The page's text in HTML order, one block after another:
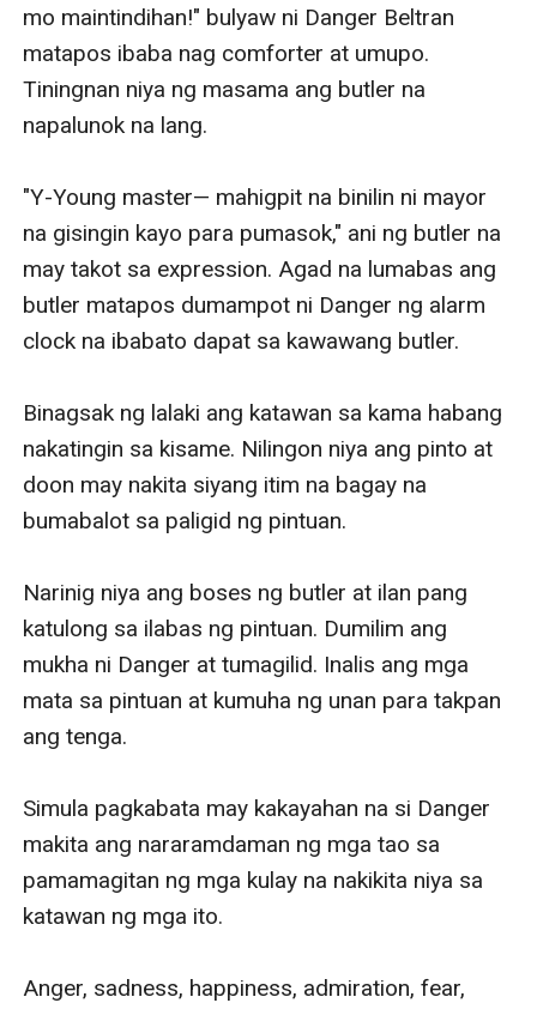
Napatigil si Danger matapos makita ang pamilyar na
mga tingin sa kaniya. Kasama doon ang pandidiri at
pangmamaliit sa kaniya.
Nagdilim ang mukha ni Danger at tiningnan si Lucius
"Difabio— pumunta ka sa police station. Pwede mo sila
kasuhan," ani ng isa sa mga kaklase ni Lucius na siyang
tumawag sa mga teacher.
"Sayang lang ang oras," bulong ni Lucius at nilingon si
Danger na ilang metro ang layo sa kinatatayuan niya.
aaksayahan ng oras at bini-bigdeal," sagot ni Lucius.
Biglang lumamig ang hangin matapos magtama ang
mata ni Danger ay Lucius.
Naiyukom ni Danger ang kamao. In some reason
hindi siya nakakahinga kapag nasa paligid si Lucius.
Mula sa tingin at salita nito ay tumatagos sa kaluluwa
at pagkatao niya.
"f**k off, Lucius."
mo maintindihan!" bulyaw ni Danger Beltran
matapos ibaba nag comforter at umupo.
Tiningnan niya ng masama ang butler na
napalunok na lang.
"Y-Young master— mahigpit na binilin ni mayor
na gisingin kayo para pumasok," ani ng butler na
may takot sa expression. Agad na lumabas ang
butler matapos dumampot ni Danger ng alarm
clock na ibabato dapat sa kawawang butler.
Binagsak ng lalaki ang katawan sa kama habang
nakatingin sa kisame. Nilingon niya ang pinto at
doon may nakita siyang itim na bagay na
bumabalot sa paligid ng pintuan.
Narinig niya ang boses ng butler at ilan pang
katulong sa ilabas ng pintuan. Dumilim ang
mukha ni Danger at tumagilid. Inalis ang mga
mata sa pintuan at kumuha ng unan para takpan
ang tenga.
Simula pagkabata may kakayahan na si Danger
makita ang nararamdaman ng mga tao sa
pamamagitan ng mga kulay na nakikita niya sa
katawan ng mga ito.
Anger, sadness, happiness, admiration, fear,